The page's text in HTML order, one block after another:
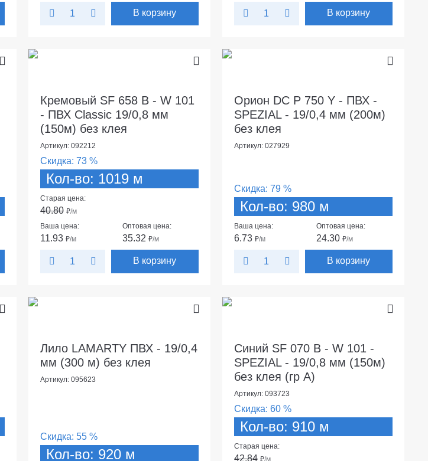
В корзину В корзину
Кремовый SF 658 В - W 101
- ПВХ Classic 19/0,8 мм
(150м) без клея
Артикул: 092212
Скидка: 73 %
Кол-во: 1019 м
Старая цена:
40.80 ₽/м
Ваша цена:
11.93 ₽/м
Оптовая цена:
35.32 ₽/м
В корзину
Орион DC P 750 Y - ПВХ -
SPEZIAL - 19/0,4 мм (200м)
без клея
Артикул: 027929
Скидка: 79 %
Кол-во: 980 м
Ваша цена:
6.73 ₽/м
Оптовая цена:
24.30 ₽/м
В корзину
Лило LAMARTY ПВХ - 19/0,4
мм (300 м) без клея
Артикул: 095623
Скидка: 55 %
Кол-во: 920 м
Синий SF 070 В - W 101 -
SPEZIAL - 19/0,8 мм (150м)
без клея (гр А)
Артикул: 093723
Скидка: 60 %
Кол-во: 910 м
Старая цена:
42.84 ₽/м